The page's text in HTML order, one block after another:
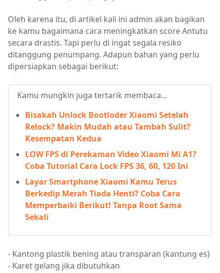
Oleh karena itu, di artikel kali ini admin akan bagikan
ke kamu bagaimana cara meningkatkan score Antutu
secara drastis. Tapi perlu di ingat segala resiko
ditanggung penumpang. Adapun bahan yang perlu
dipersiapkan sebagai berikut:
Kamu mungkin juga tertarik membaca...
Bisakah Unlock Bootloder Xiaomi Setelah
Relock? Makin Mudah atau Tambah Sulit?
Kesempatan Kedua
LOW FPS di Perekaman Video Xiaomi Mi A1?
Coba Tutorial Cara Lock FPS 36, 60, 120 Ini
Layar Smartphone Xiaomi Kamu Terus
Berkedip Merah Tiada Henti? Coba Cara
Memperbaiki Berikut! Tanpa Root Sama
Sekali
- Kantong plastik bening atau transparan (kantung es)
- Karet gelang jika dibutuhkan